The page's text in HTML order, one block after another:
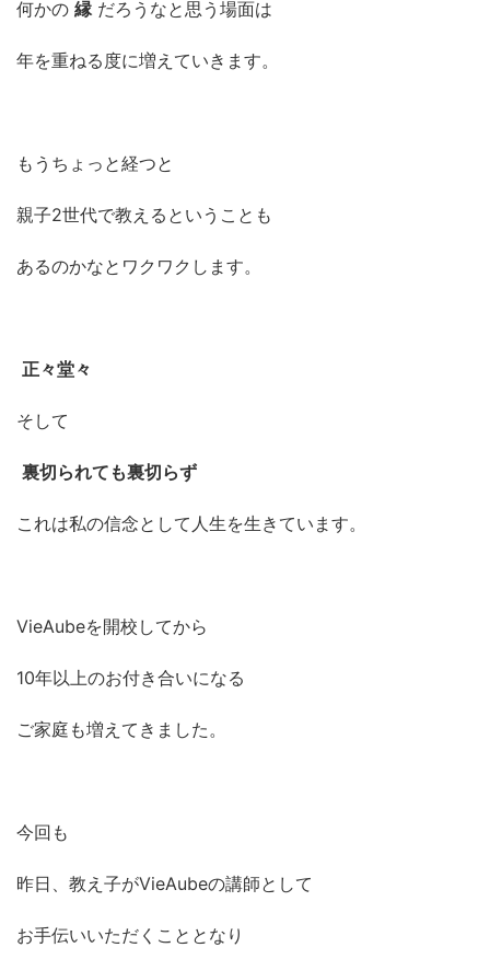
何かの 縁 だろうなと思う場面は
年を重ねる度に増えていきます。
もうちょっと経つと
親子2世代で教えるということも
あるのかなとワクワクします。
正々堂々
そして
裏切られても裏切らず
これは私の信念として人生を生きています。
VieAubeを開校してから
10年以上のお付き合いになる
ご家庭も増えてきました。
今回も
昨日、教え子がVieAubeの講師として
お手伝いいただくこととなり